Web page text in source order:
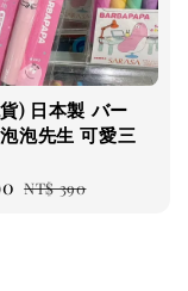
) 日本製 バー
泡先生 可愛三
Regular
NT$ 390